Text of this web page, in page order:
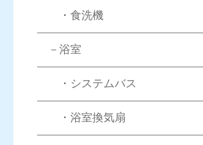
・食洗機
－浴室
・システムバス
・浴室換気扇